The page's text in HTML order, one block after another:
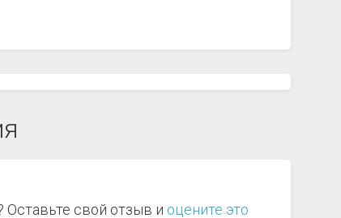
Оставьте свой отзыв и оцените это